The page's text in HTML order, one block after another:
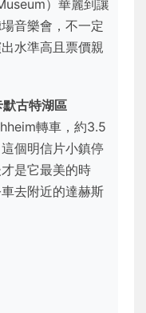
）華麗到讓
音樂會，不一定
水準高且票價親
古特湖區
轉車，約3.5
個明信片小鎮停
是它最美的時
去附近的達赫斯